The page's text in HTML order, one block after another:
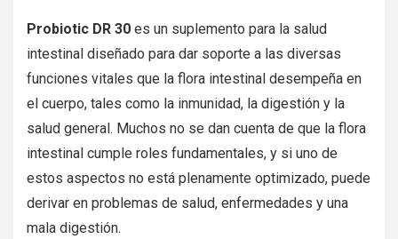
Probiotic DR 30 es un suplemento para la salud
intestinal diseñado para dar soporte a las diversas
funciones vitales que la flora intestinal desempeña en
el cuerpo, tales como la inmunidad, la digestión y la
salud general. Muchos no se dan cuenta de que la flora
intestinal cumple roles fundamentales, y si uno de
estos aspectos no está plenamente optimizado, puede
derivar en problemas de salud, enfermedades y una
mala digestión.